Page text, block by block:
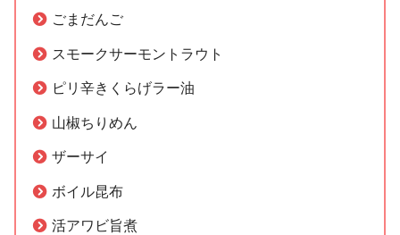
ごまだんご
スモークサーモントラウト
ピリ辛きくらげラー油
山椒ちりめん
ザーサイ
ボイル昆布
活アワビ旨煮